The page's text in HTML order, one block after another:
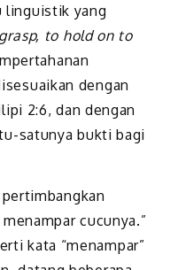
linguistik yang
to hold on to
dengan
2:6, dan dengan
satunya bukti bagi
cucunya.”
kata “menampar”